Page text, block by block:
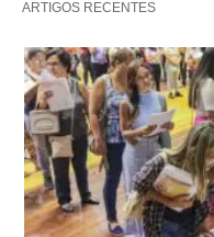
ARTIGOS RECENTES